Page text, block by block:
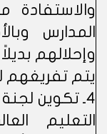
المدارس
وإحلالهم
يتم تفريغهم
4ـ تكوين لجنة
التعليم